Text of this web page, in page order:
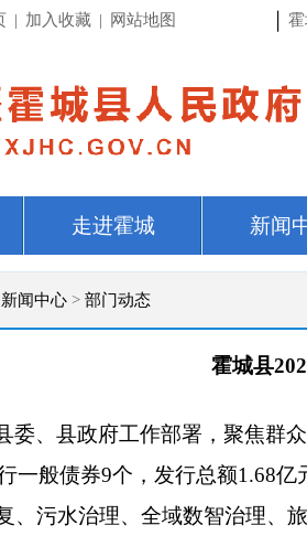
| 加入收藏 | 网站地图
走进霍城 新闻
新闻中心 > 部门动态
霍城县
委、县政府工作部署，聚焦群
一般债券9个，发行总额1.68
、污水治理、全域数智治理、